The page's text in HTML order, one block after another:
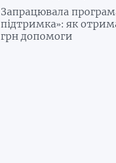
Запрацювала
підтримка»: як
грн допомоги